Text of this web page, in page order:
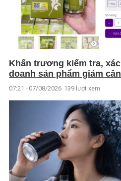
Khẩn trương kiểm tra,
doanh sản phẩm giảm
07:21 - 07/08/2026 139 lượt xem